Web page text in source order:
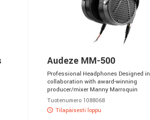
Audeze MM-500
Professional Headphones Designed in
collaboration with award-winning
producer/mixer Manny Marroquin
Tuotenumero 1088068
Tilapäisesti loppu